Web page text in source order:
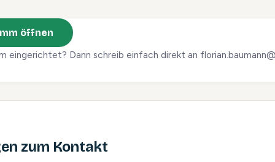
öffnen
eingerichtet? Dann schreib einfach direkt an
zum Kontakt